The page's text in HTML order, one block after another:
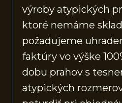
výroby atypických
ktoré nemáme
požadujeme
faktúry vo výške
dobu prahov s
atypických